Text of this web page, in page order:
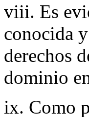
viii. Es
conocida
derechos
dominio
ix. Como